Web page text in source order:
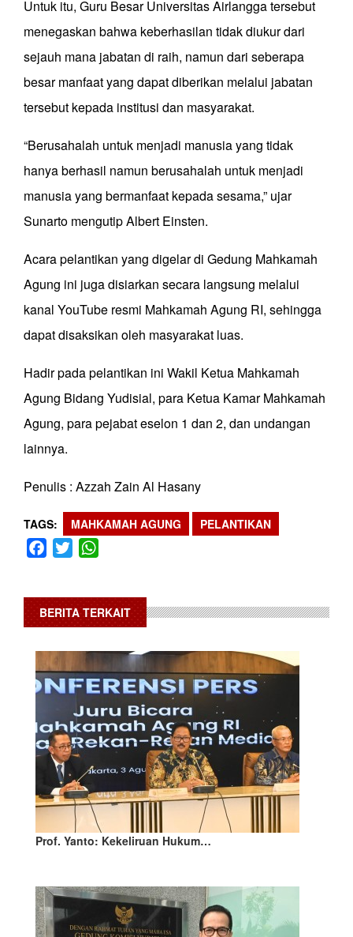
Untuk itu, Guru Besar Universitas Airlangga tersebut
menegaskan bahwa keberhasilan tidak diukur dari
sejauh mana jabatan di raih, namun dari seberapa
besar manfaat yang dapat diberikan melalui jabatan
tersebut kepada institusi dan masyarakat.
“Berusahalah untuk menjadi manusia yang tidak
hanya berhasil namun berusahalah untuk menjadi
manusia yang bermanfaat kepada sesama,” ujar
Sunarto mengutip Albert Einsten.
Acara pelantikan yang digelar di Gedung Mahkamah
Agung ini juga disiarkan secara langsung melalui
kanal YouTube resmi Mahkamah Agung RI, sehingga
dapat disaksikan oleh masyarakat luas.
Hadir pada pelantikan ini Wakil Ketua Mahkamah
Agung Bidang Yudisial, para Ketua Kamar Mahkamah
Agung, para pejabat eselon 1 dan 2, dan undangan
lainnya.
Penulis : Azzah Zain Al Hasany
TAGS MAHKAMAH AGUNG PELANTIKAN
Facebook
Twitter
BERITA TERKAIT
Prof. Yanto: Kekeliruan Hukum…